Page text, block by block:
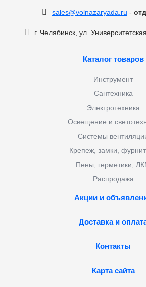
sales@volnazaryada.ru -
г. Челябинск, ул.
Каталог товаров
Инструмент
Сантехника
Электротехника
Освещение и
Системы
Крепеж, замки,
Пены, герметики,
Распродажа
Акции и
Доставка и
Контакты
Карта сайта